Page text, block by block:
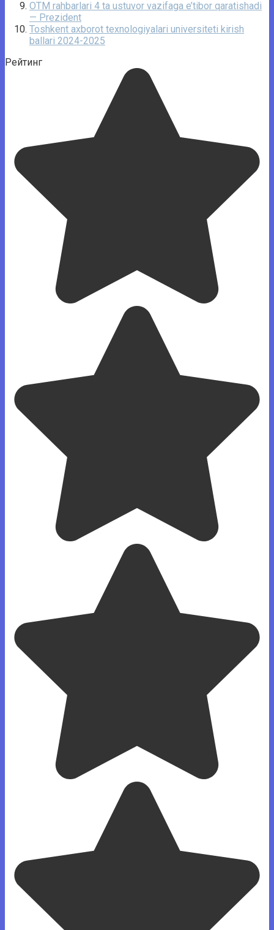
OTM rahbarlari 4 ta ustuvor vazifaga e’tibor qaratishadi
— Prezident
Toshkent axborot texnologiyalari universiteti kirish
ballari 2024-2025
Рейтинг